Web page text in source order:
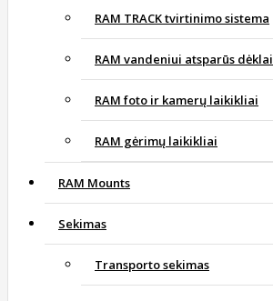
RAM TRACK tvirtinimo sistema
RAM vandeniui atsparūs dėklai
RAM foto ir kamerų laikikliai
RAM gėrimų laikikliai
RAM Mounts
Sekimas
Transporto sekimas